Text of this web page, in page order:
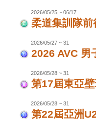
2026/05/25 ~ 06/17
柔道集訓隊
2026/05/27 ~ 31
2026 AVC 男
2026/05/28 ~ 31
第17屆東亞
2026/05/28 ~ 31
第22屆亞洲